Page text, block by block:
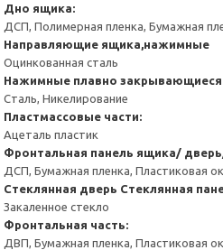
Дно ящика:
ДСП, Полимерная пленка, Бумажная
Направляющие ящика,нажимные
Оцинкованная сталь
Нажимные плавно закрывающиеся
Сталь, Никелирование
Пластмассовые части:
Ацеталь пластик
Фронтальная панель ящика/
ДСП, Бумажная пленка, Пластиковая
Стеклянная дверь Стеклянная
Закаленное стекло
Фронтальная часть:
ДВП, Бумажная пленка, Пластиковая